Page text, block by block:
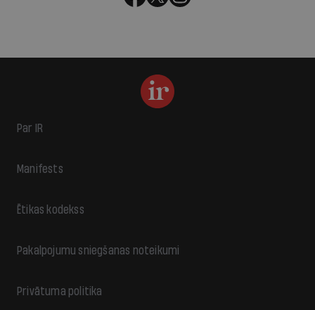
Par IR
Manifests
Ētikas kodekss
Pakalpojumu sniegšanas noteikumi
Privātuma politika